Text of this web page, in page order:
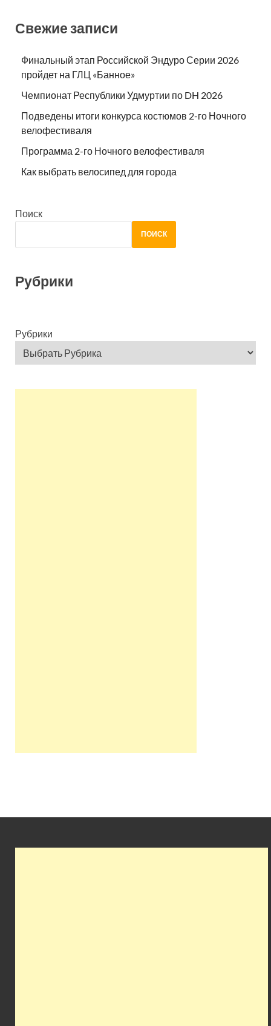
Свежие записи
Финальный этап Российской Эндуро Серии 2026
пройдет на ГЛЦ «Банное»
Чемпионат Республики Удмуртии по DH 2026
Подведены итоги конкурса костюмов 2-го Ночного
велофестиваля
Программа 2-го Ночного велофестиваля
Как выбрать велосипед для города
Поиск
ПОИСК
Рубрики
Рубрики